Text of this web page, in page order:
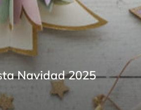
Navidad 2025